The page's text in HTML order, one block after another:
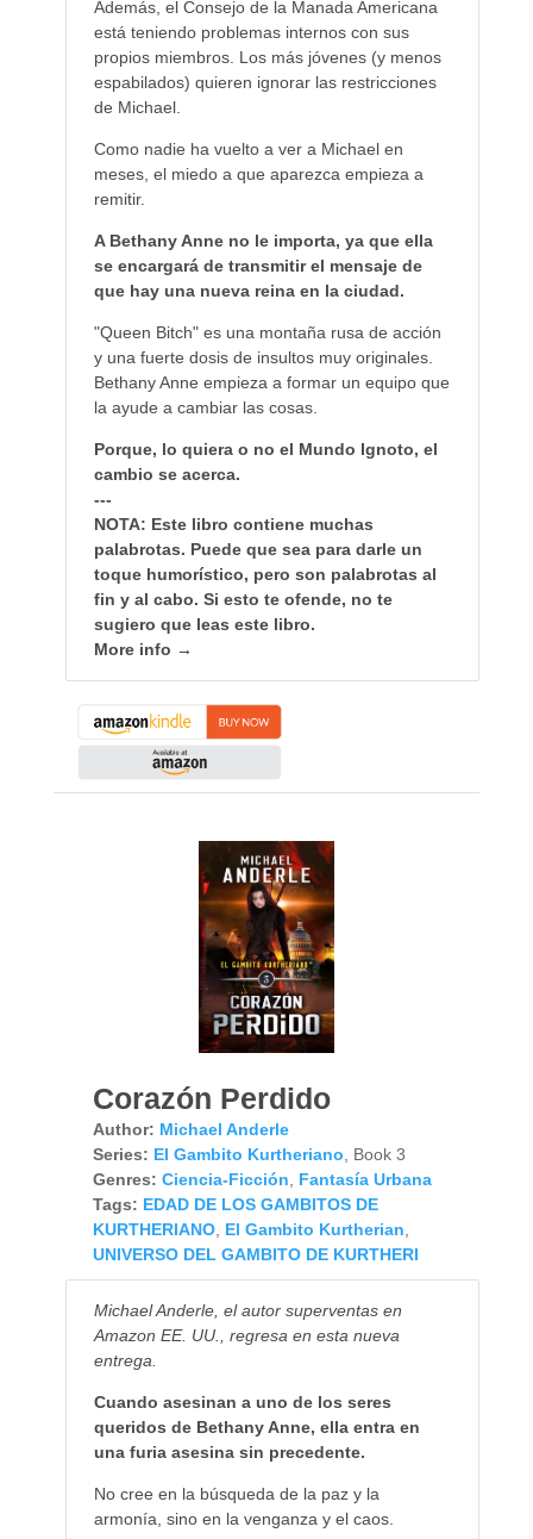
Además, el Consejo de la Manada Americana
está teniendo problemas internos con sus
propios miembros. Los más jóvenes (y menos
espabilados) quieren ignorar las restricciones
de Michael.
Como nadie ha vuelto a ver a Michael en
meses, el miedo a que aparezca empieza a
remitir.
A Bethany Anne no le importa, ya que ella
se encargará de transmitir el mensaje de
que hay una nueva reina en la ciudad.
"Queen Bitch" es una montaña rusa de acción
y una fuerte dosis de insultos muy originales.
Bethany Anne empieza a formar un equipo que
la ayude a cambiar las cosas.
Porque, lo quiera o no el Mundo Ignoto, el
cambio se acerca.
---
NOTA: Este libro contiene muchas
palabrotas. Puede que sea para darle un
toque humorístico, pero son palabrotas al
fin y al cabo. Si esto te ofende, no te
sugiero que leas este libro.
More info →
Corazón Perdido
Author: Michael Anderle
Series: El Gambito Kurtheriano, Book 3
Genres: Ciencia-Ficción, Fantasía Urbana
Tags: EDAD DE LOS GAMBITOS DE
KURTHERIANO, El Gambito Kurtherian,
UNIVERSO DEL GAMBITO DE KURTHERI
Michael Anderle, el autor superventas en
Amazon EE. UU., regresa en esta nueva
entrega.
Cuando asesinan a uno de los seres
queridos de Bethany Anne, ella entra en
una furia asesina sin precedente.
No cree en la búsqueda de la paz y la
armonía, sino en la venganza y el caos.